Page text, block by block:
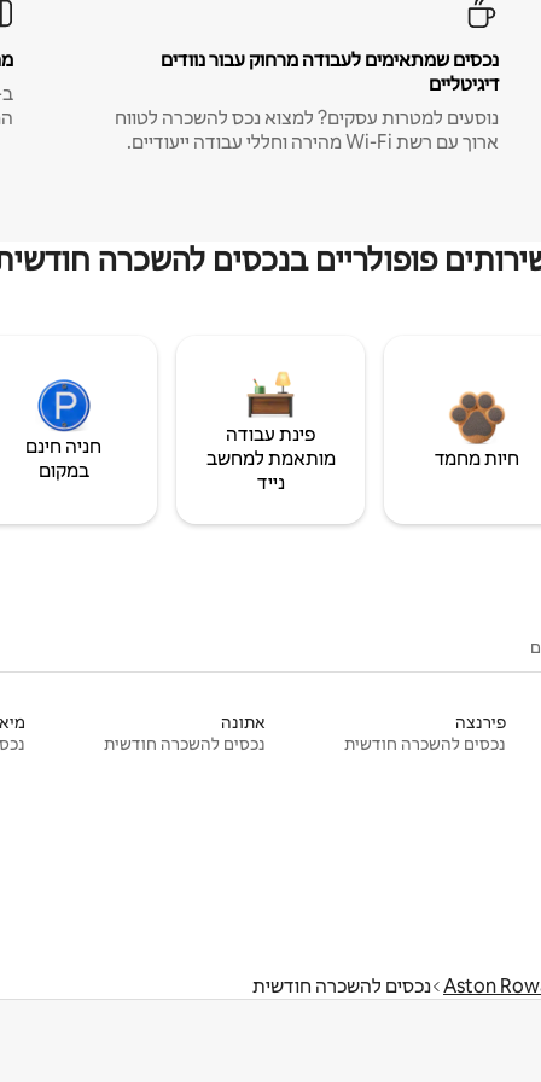
נכסים שמתאימים לעבודה מרחוק עבור נוודים
דיגיטליים
נוסעים למטרות עסקים? למצוא נכס להשכרה לטווח
ארוך עם רשת Wi-Fi מהירה וחללי עבודה ייעודיים.
פופולריים בנכסים להשכרה
חיות מחמד
פינת עבודה
מותאמת למחשב
נייד
חניה חינם
במקום
פירנצה
נכסים להשכרה חודשית
אתונה
נכסים להשכרה חודשית
Aston נכסים להשכרה חודשית